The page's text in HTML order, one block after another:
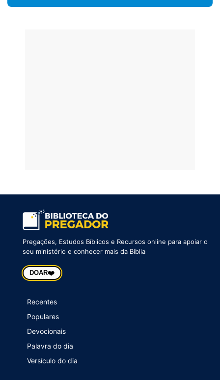
Pregações, Estudos Bíblicos e Recursos online para apoiar o
seu ministério e conhecer mais da Bíblia
DOAR❤️
Recentes
Populares
Devocionais
Palavra do dia
Versículo do dia